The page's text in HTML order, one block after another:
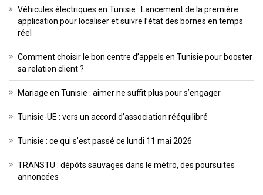
Véhicules électriques en Tunisie : Lancement de la première
application pour localiser et suivre l’état des bornes en temps
réel
Comment choisir le bon centre d’appels en Tunisie pour booster
sa relation client ?
Mariage en Tunisie : aimer ne suffit plus pour s’engager
Tunisie-UE : vers un accord d’association rééquilibré
Tunisie : ce qui s’est passé ce lundi 11 mai 2026
TRANSTU : dépôts sauvages dans le métro, des poursuites
annoncées